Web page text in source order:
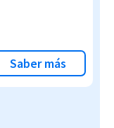
Saber más